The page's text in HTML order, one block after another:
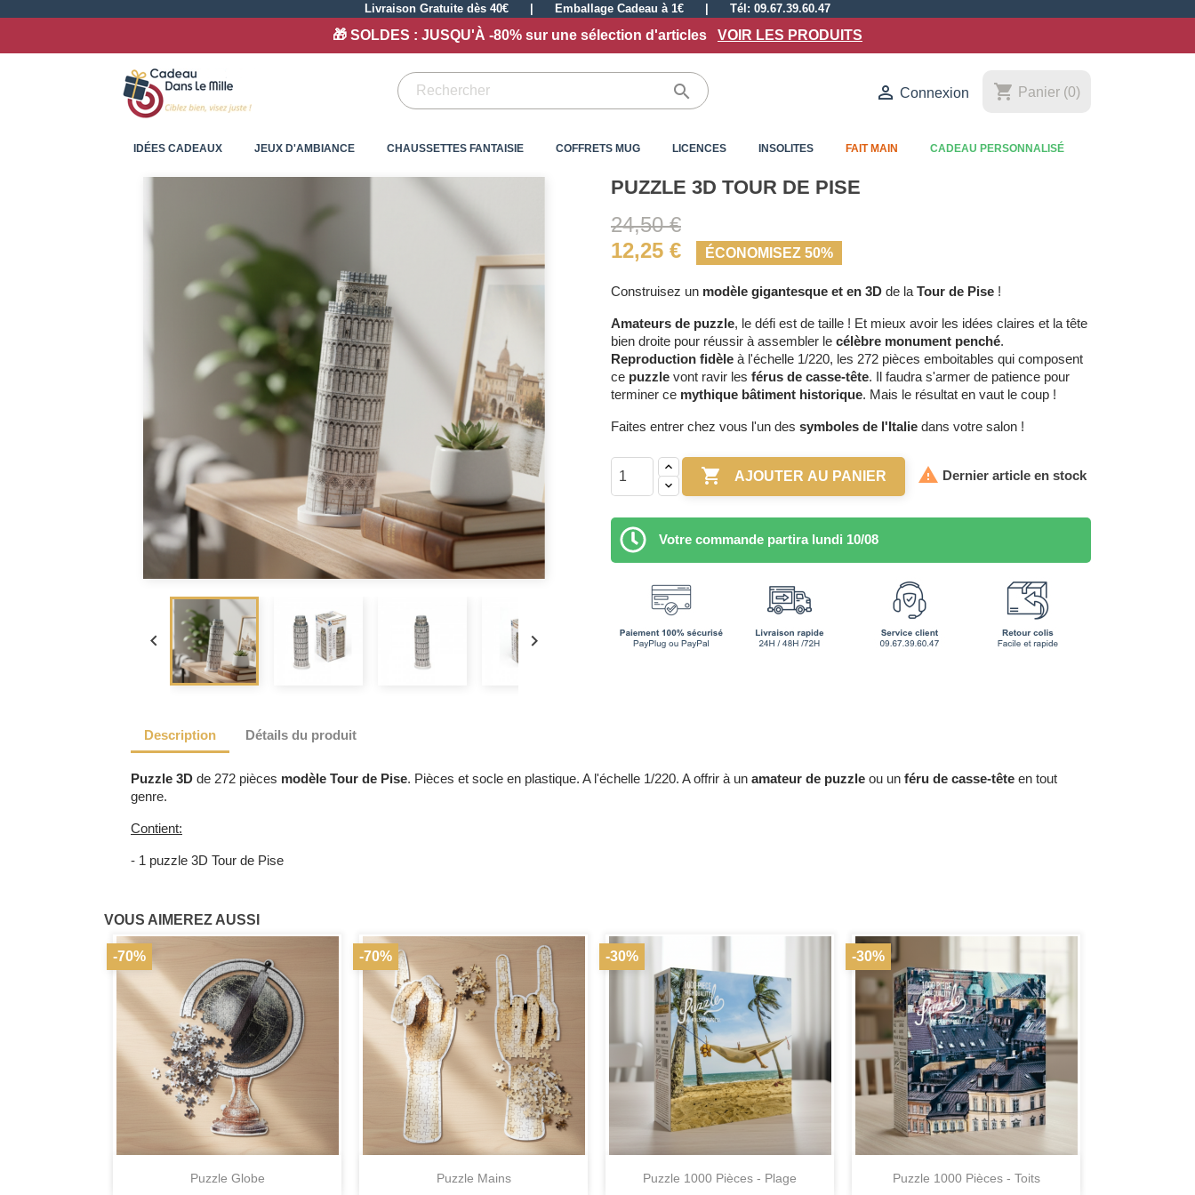
Livraison Gratuite dès 40€ Emballage Cadeau à 1€ Tél: 09.67.39.60.47
🎁 SOLDES : JUSQU'À -80% sur une sélection d'articles VOIR LES PRODUITS
 shopping_cart Panier (0)
 Connexion
IDÉES CADEAUX JEUX D'AMBIANCE CHAUSSETTES FANTAISIE COFFRETS MUG LICENCES INSOLITES FAIT MAIN CADEAU PERSONNALISÉ
 
PUZZLE 3D TOUR DE PISE
24,50 €
12,25 €
ÉCONOMISEZ 50%
Construisez un modèle gigantesque et en 3D de la Tour de Pise !
Amateurs de puzzle, le défi est de taille ! Et mieux avoir les idées claires et la tête
bien droite pour réussir à assembler le célèbre monument penché.
Reproduction fidèle à l'échelle 1/220, les 272 pièces emboitables qui composent
ce puzzle vont ravir les férus de casse-tête. Il faudra s'armer de patience pour
terminer ce mythique bâtiment historique. Mais le résultat en vaut le coup !
Faites entrer chez vous l'un des symboles de l'Italie dans votre salon !
 AJOUTER AU PANIER  Dernier article en stock
Votre commande partira lundi 10/08
Description Détails du produit
Puzzle 3D de 272 pièces modèle Tour de Pise. Pièces et socle en plastique. A l'échelle 1/220. A offrir à un amateur de puzzle ou un féru de casse-tête en tout
genre.
Contient:
- 1 puzzle 3D Tour de Pise
VOUS AIMEREZ AUSSI
Puzzle Globe
-70%
 Puzzle Mains
-70%
 Puzzle 1000 Pièces - Plage
-30%
 Puzzle 1000 Pièces - Toits
-30%
